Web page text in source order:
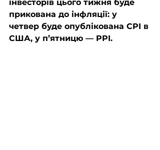
інвесторів цього тижня буде
прикована до інфляції: у
четвер буде опублікована CPI в
США, у п’ятницю — PPI.